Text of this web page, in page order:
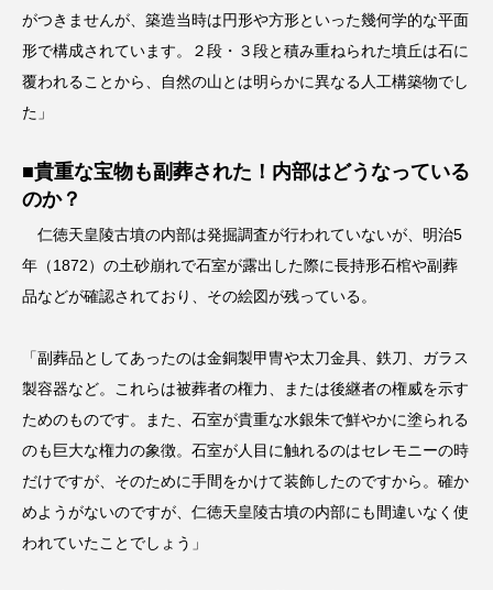
がつきませんが、築造当時は円形や方形といった幾何学的な平面
形で構成されています。２段・３段と積み重ねられた墳丘は石に
覆われることから、自然の山とは明らかに異なる人工構築物でし
た」
■貴重な宝物も副葬された！内部はどうなっている
のか？
仁徳天皇陵古墳の内部は発掘調査が行われていないが、明治5
年（1872）の土砂崩れで石室が露出した際に長持形石棺や副葬
品などが確認されており、その絵図が残っている。
「副葬品としてあったのは金銅製甲冑や太刀金具、鉄刀、ガラス
製容器など。これらは被葬者の権力、または後継者の権威を示す
ためのものです。また、石室が貴重な水銀朱で鮮やかに塗られる
のも巨大な権力の象徴。石室が人目に触れるのはセレモニーの時
だけですが、そのために手間をかけて装飾したのですから。確か
めようがないのですが、仁徳天皇陵古墳の内部にも間違いなく使
われていたことでしょう」